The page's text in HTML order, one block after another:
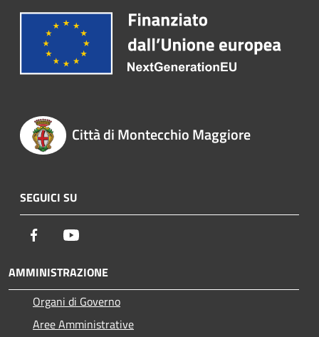
Città di Montecchio Maggiore
SEGUICI SU
Facebook
AMMINISTRAZIONE
Organi di Governo
Aree Amministrative